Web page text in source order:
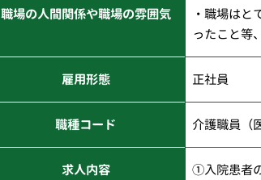
職場の人間関係や職場の雰囲気
・職場は
ったこと等
雇用形態 正社員
職種コード 介護職員（
求人内容
①入院患者